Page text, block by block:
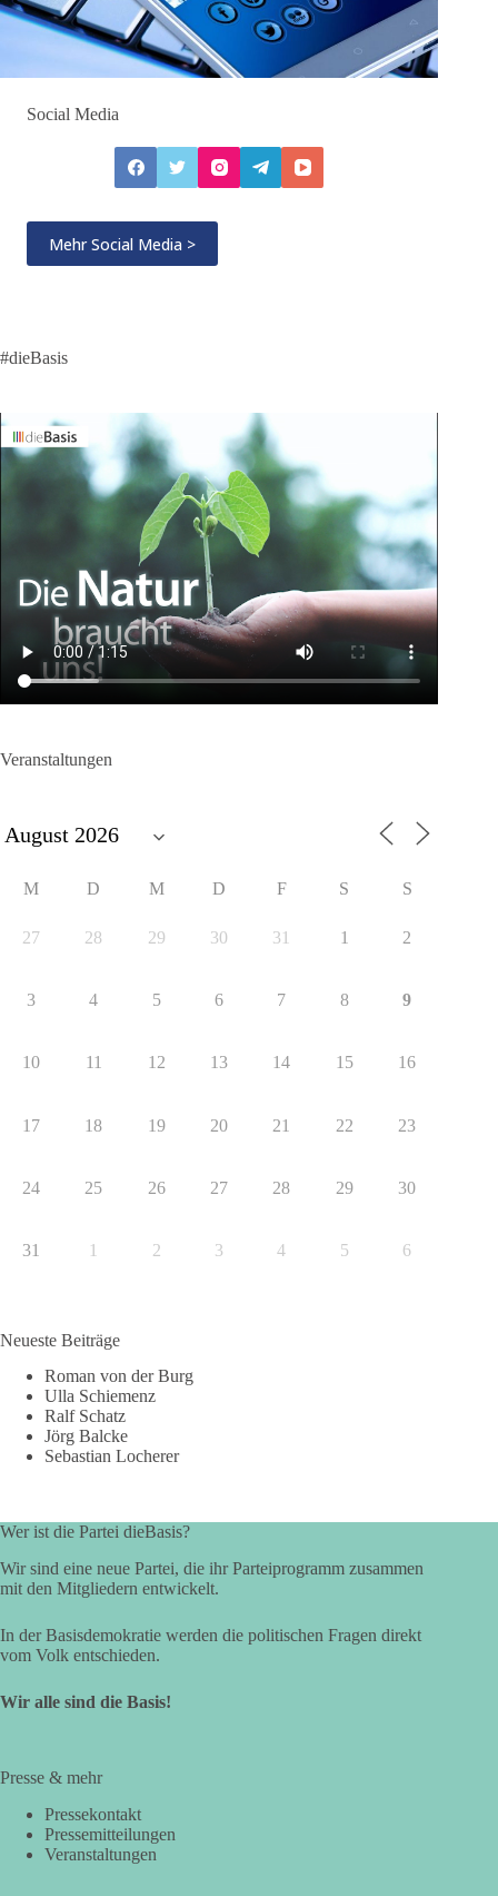
Social Media
Mehr Social Media >
#dieBasis
Veranstaltungen
M D M D F S S
27 28 29 30 31 1 2
3 4 5 6 7 8 9
10 11 12 13 14 15 16
17 18 19 20 21 22 23
24 25 26 27 28 29 30
31 1 2 3 4 5 6
Neueste Beiträge
Roman von der Burg
Ulla Schiemenz
Ralf Schatz
Jörg Balcke
Sebastian Locherer
Wer ist die Partei dieBasis?
Wir sind eine neue Partei, die ihr Parteiprogramm zusammen
mit den Mitgliedern entwickelt.
In der Basisdemokratie werden die politischen Fragen direkt
vom Volk entschieden.
Wir alle sind die Basis!
Presse & mehr
Pressekontakt
Pressemitteilungen
Veranstaltungen